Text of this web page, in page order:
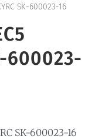
SK-600023-16
600023-
SK-600023-16